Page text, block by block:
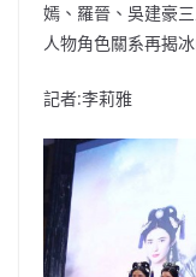
嫣、羅晉、吳建豪
人物角色關系再揭
記者:李莉雅